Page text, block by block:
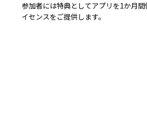
参加者には特典としてアプリを1か月
イセンスをご提供します。